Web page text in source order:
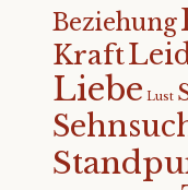
Beziehung
Kraft
Liebe Lust